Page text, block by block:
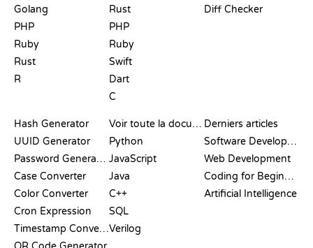
Golang
PHP
Ruby
Rust
R
Rust
PHP
Ruby
Swift
Dart
C
Diff Checker
Hash Generator
UUID Generator
Password Generator
Case Converter
Color Converter
Cron Expression
Timestamp Converter
Voir toute la documentation
Python
JavaScript
Java
C++
SQL
Verilog
Derniers articles
Software Development
Web Development
Coding for Beginners
Artificial Intelligence